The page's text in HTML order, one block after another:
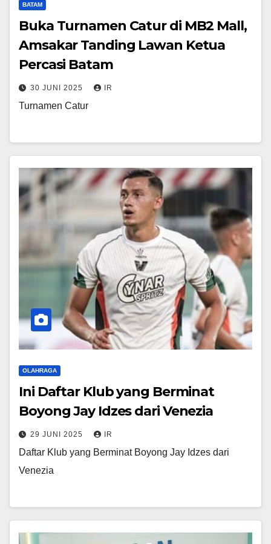
BATAM
Buka Turnamen Catur di MB2 Mall,
Amsakar Tanding Lawan Ketua
Percasi Batam
30 JUNI 2025 IR
Turnamen Catur
OLAHRAGA
Ini Daftar Klub yang Berminat
Boyong Jay Idzes dari Venezia
29 JUNI 2025 IR
Daftar Klub yang Berminat Boyong Jay Idzes dari
Venezia